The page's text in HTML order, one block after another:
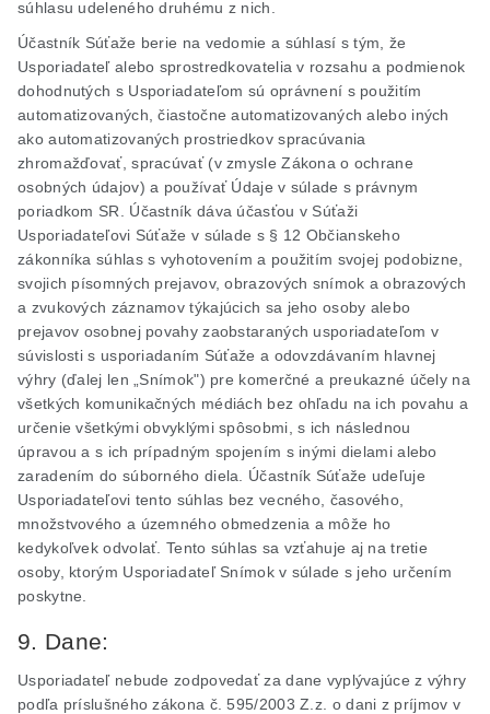
súhlasu udeleného druhému z nich.
Účastník Súťaže berie na vedomie a súhlasí s tým, že
Usporiadateľ alebo sprostredkovatelia v rozsahu a podmienok
dohodnutých s Usporiadateľom sú oprávnení s použitím
automatizovaných, čiastočne automatizovaných alebo iných
ako automatizovaných prostriedkov spracúvania
zhromažďovať, spracúvať (v zmysle Zákona o ochrane
osobných údajov) a používať Údaje v súlade s právnym
poriadkom SR. Účastník dáva účasťou v Súťaži
Usporiadateľovi Súťaže v súlade s § 12 Občianskeho
zákonníka súhlas s vyhotovením a použitím svojej podobizne,
svojich písomných prejavov, obrazových snímok a obrazových
a zvukových záznamov týkajúcich sa jeho osoby alebo
prejavov osobnej povahy zaobstaraných usporiadateľom v
súvislosti s usporiadaním Súťaže a odovzdávaním hlavnej
výhry (ďalej len „Snímok") pre komerčné a preukazné účely na
všetkých komunikačných médiách bez ohľadu na ich povahu a
určenie všetkými obvyklými spôsobmi, s ich následnou
úpravou a s ich prípadným spojením s inými dielami alebo
zaradením do súborného diela. Účastník Súťaže udeľuje
Usporiadateľovi tento súhlas bez vecného, časového,
množstvového a územného obmedzenia a môže ho
kedykoľvek odvolať. Tento súhlas sa vzťahuje aj na tretie
osoby, ktorým Usporiadateľ Snímok v súlade s jeho určením
poskytne.
9. Dane:
Usporiadateľ nebude zodpovedať za dane vyplývajúce z výhry
podľa príslušného zákona č. 595/2003Z.z . o dani z príjmov v